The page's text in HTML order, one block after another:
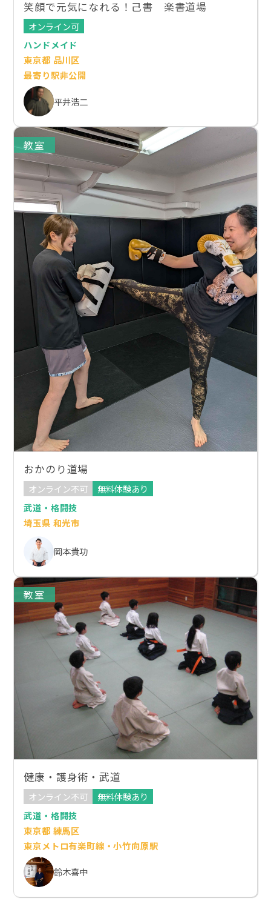
笑顔で元気になれる！己書 楽書道場
オンライン可
ハンドメイド
東京都 品川区
最寄り駅非公開
平井浩二
教室
おかのり道場
オンライン不可
無料体験あり
武道・格闘技
埼玉県 和光市
岡本貴功
教室
健康・護身術・武道
オンライン不可
無料体験あり
武道・格闘技
東京都 練馬区
東京メトロ有楽町線・小竹向原駅
鈴木喜中